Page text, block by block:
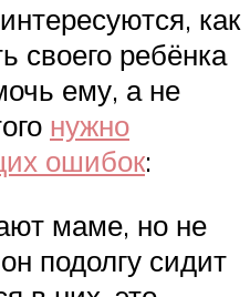
как
своего ребёнка
ему, а не
нужно
ошибок:
маме, но не
подолгу сидит